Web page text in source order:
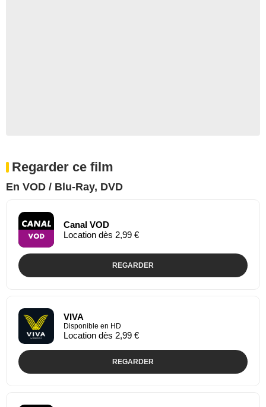
Regarder ce film
En VOD / Blu-Ray, DVD
Canal VOD
Location dès 2,99 €
REGARDER
VIVA
Disponible en HD
Location dès 2,99 €
REGARDER